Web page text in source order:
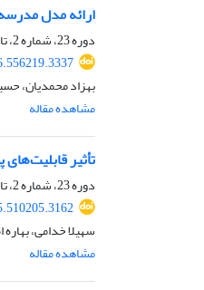
ارائه مدل
دوره 23، شماره 2، تابستان 1405
بهزاد محمدیان،
مشاهده مقاله
تأثیر
دوره 23، شماره 2، تابستان 1405
سهیلا خدامی، بهاره
مشاهده مقاله